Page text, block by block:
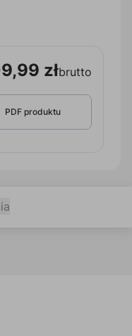
złbrutto
PDF produktu